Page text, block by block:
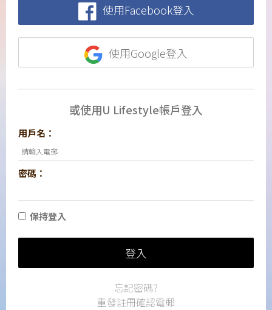
使用Facebook登入
使用Google登入
或使用U Lifestyle帳戶登入
用戶名：
密碼：
保持登入
登入
忘記密碼?
重發註冊確認電郵